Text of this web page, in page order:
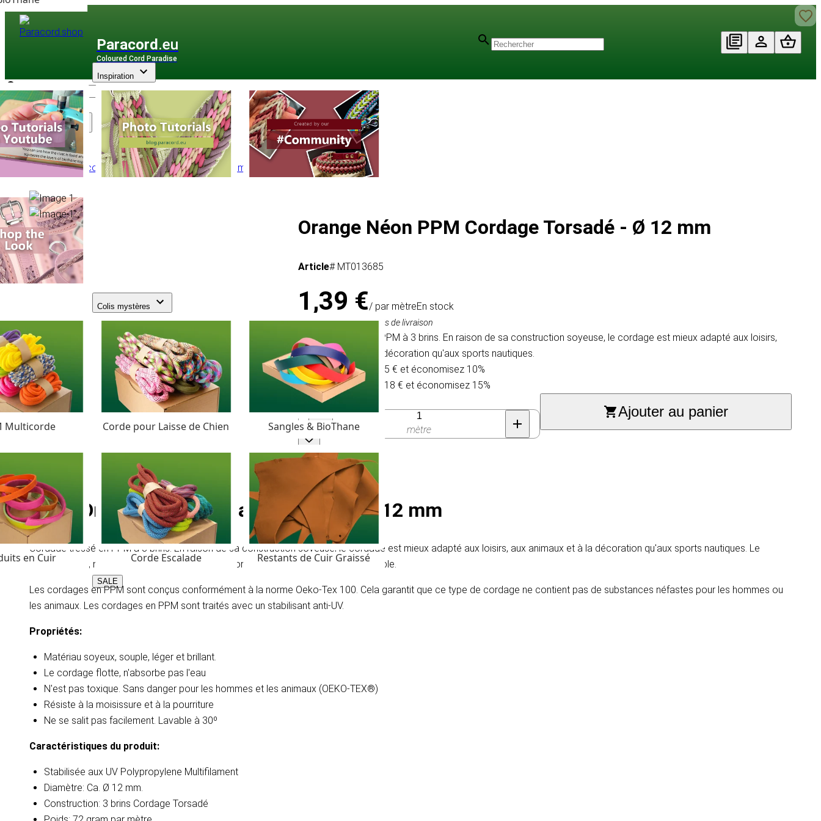
Paracord .eu
Coloured Cord Paradise
Assortiment
Inspiration
Colis mystères
Multicorde Corde pour Laisse de Chien Sangles & BioThane
en Cuir Corde Escalade Restants de Cuir Graissé
SALE
PPM Multicorde/PPM Torsadé/Torsadé Ø 12 mm
Orange Néon PPM Cordage Torsadé - Ø 12 mm
Article# MT013685
1,39 €/ par mètreEn stock
TVA comprise, hors frais de livraison
Cordage tressé en PPM à 3 brins. En raison de sa construction soyeuse, le cordage est mieux adapté aux loisirs,
aux animaux et à la décoration qu'aux sports nautiques.
Achetez 30 pour 1,25 € et économisez 10%
Achetez 100 pour 1,18 € et économisez 15%
Quantité
mètre
Ajouter au panier
Neon Orange PPM Cordage Torsadé - Ø 12 mm
Cordage tressé en PPM à 3 brins. En raison de sa construction soyeuse, le cordage est mieux adapté aux loisirs, aux animaux et à la décoration qu'aux sports nautiques. Le
PPM est léger, n'absorbe pas l'eau et flotte. Le cordage tressé à 3 brins est séparable.
Les cordages en PPM sont conçus conformément à la norme Oeko-Tex 100. Cela garantit que ce type de cordage ne contient pas de substances néfastes pour les hommes ou
les animaux. Les cordages en PPM sont traités avec un stabilisant anti-UV.
Propriétés:
Matériau soyeux, souple, léger et brillant.
Le cordage flotte, n'absorbe pas l'eau
N'est pas toxique. Sans danger pour les hommes et les animaux (OEKO-TEX®)
Résiste à la moisissure et à la pourriture
​Ne se salit pas facilement. Lavable à 30º
Caractéristiques du produit​:
Stabilisée aux UV Polypropylene Multifilament
Diamètre: Ca. Ø 12 mm.
​Construction: 3 brins Cordage Torsadé